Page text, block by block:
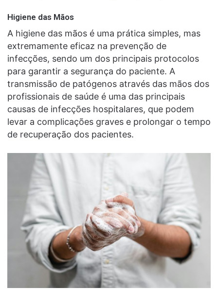
Higiene das Mãos
A higiene das mãos é uma prática simples, mas
extremamente eficaz na prevenção de
infecções, sendo um dos principais protocolos
para garantir a segurança do paciente. A
transmissão de patógenos através das mãos dos
profissionais de saúde é uma das principais
causas de infecções hospitalares, que podem
levar a complicações graves e prolongar o tempo
de recuperação dos pacientes.